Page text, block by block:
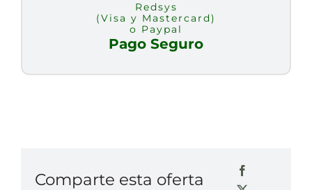
Redsys
(Visa y Mastercard)
o Paypal
Pago Seguro
Comparte esta oferta